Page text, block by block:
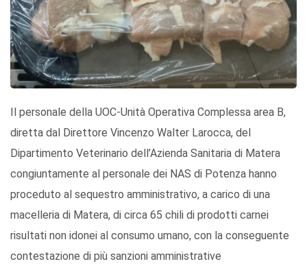
Il personale della UOC-Unità Operativa Complessa area B,
diretta dal Direttore Vincenzo Walter Larocca, del
Dipartimento Veterinario dell’Azienda Sanitaria di Matera
congiuntamente al personale dei NAS di Potenza hanno
proceduto al sequestro amministrativo, a carico di una
macelleria di Matera, di circa 65 chili di prodotti carnei
risultati non idonei al consumo umano, con la conseguente
contestazione di più sanzioni amministrative